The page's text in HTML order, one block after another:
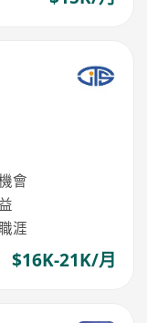
會
涯
$16K-21K/月